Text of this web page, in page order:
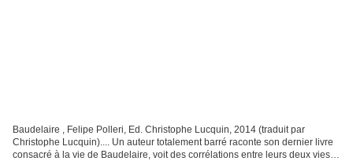
Baudelaire , Felipe Polleri, Ed. Christophe Lucquin, 2014 (traduit par
Christophe Lucquin).... Un auteur totalement barré raconte son dernier livre
consacré à la vie de Baudelaire, voit des corrélations entre leurs deux vies,